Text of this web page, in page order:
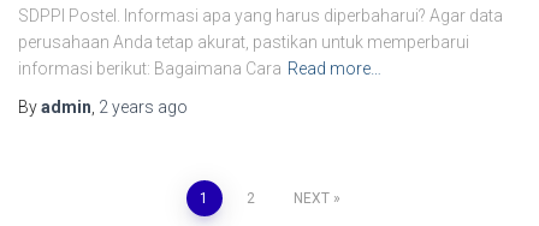
SDPPI Postel. Informasi apa yang harus diperbaharui? Agar data
perusahaan Anda tetap akurat, pastikan untuk memperbarui
informasi berikut: Bagaimana Cara Read more…
Byadmin 2 years ago
1 2 NEXT